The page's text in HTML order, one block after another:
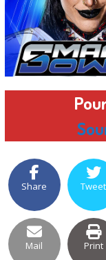
Share Tweet
Mail Print